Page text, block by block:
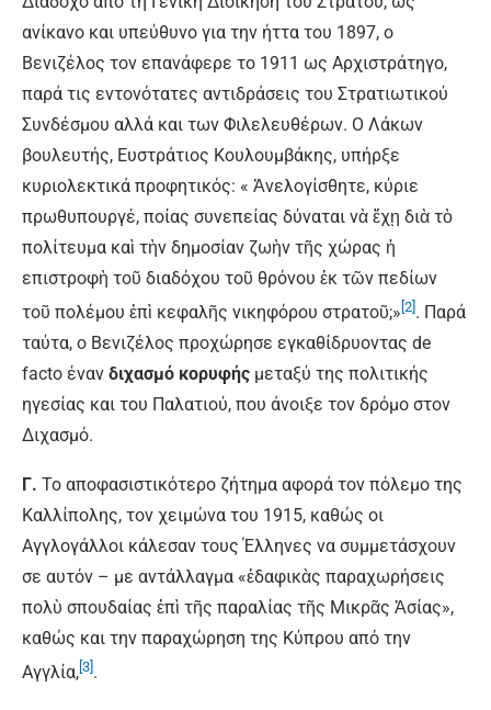
ανίκανο και υπεύθυνο για την ήττα του 1897, ο
Βενιζέλος τον επανάφερε το 1911 ως Αρχιστράτηγο,
παρά τις εντονότατες αντιδράσεις του Στρατιωτικού
Συνδέσμου αλλά και των Φιλελευθέρων. Ο Λάκων
βουλευτής, Ευστράτιος Κουλουμβάκης, υπήρξε
κυριολεκτικά προφητικός: « Ἀνελογίσθητε, κύριε
πρωθυπουργέ, ποίας συνεπείας δύναται νὰ ἔχῃ διὰ τὸ
πολίτευμα καὶ τὴν δημοσίαν ζωὴν τῆς χώρας ἡ
επιστροφὴ τοῦ διαδόχου τοῦ θρόνου ἐκ τῶν πεδίων
τοῦ πολέμου ἐπὶ κεφαλῆς νικηφόρου στρατοῦ;» [2]. Παρά
ταύτα, ο Βενιζέλος προχώρησε εγκαθίδρυοντας de
facto έναν διχασμό κορυφής μεταξύ της πολιτικής
ηγεσίας και του Παλατιού, που άνοιξε τον δρόμο στον
Διχασμό.
Γ. Το αποφασιστικότερο ζήτημα αφορά τον πόλεμο της
Καλλίπολης, τον χειμώνα του 1915, καθώς οι
Αγγλογάλλοι κάλεσαν τους Έλληνες να συμμετάσχουν
σε αυτόν – με αντάλλαγμα «ἐδαφικὰς παραχωρήσεις
πολὺ σπουδαίας ἐπὶ τῆς παραλίας τῆς Μικρᾶς Ἀσίας»,
καθώς και την παραχώρηση της Κύπρου από την
Αγγλία, [3] .